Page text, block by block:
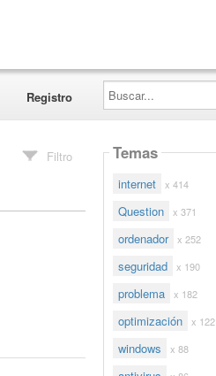
Registro
Buscar...
Filtro Temas
internet x 414
Question x 371
ordenador x 252
seguridad x 190
problema x 182
optimización x 122
windows x 88